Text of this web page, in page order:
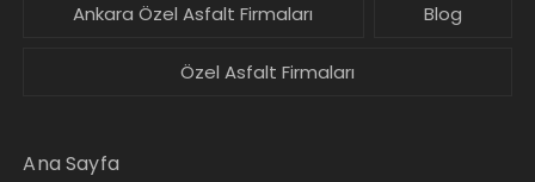
Ankara Özel Asfalt Firmaları Blog
Özel Asfalt Firmaları
Ana Sayfa